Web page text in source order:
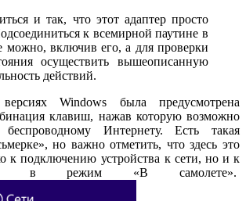
и так, что этот адаптер просто
к всемирной паутине в
можно, включив его, а для проверки
осуществить вышеописанную
действий.
Windows была предусмотрена
клавиш, нажав которую возможно
Интернету. Есть такая
но важно отметить, что здесь это
к подключению устройства к сети, но и к
в режим «В самолете».